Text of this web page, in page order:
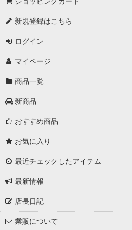
新規登録はこちら
ログイン
マイページ
商品一覧
新商品
おすすめ商品
お気に入り
最近チェックしたアイテム
最新情報
店長日記
業販について